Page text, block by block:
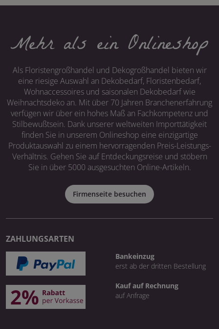
Mehr als ein Onlineshop
Als Floristengroßhandel und Dekogroßhandel bieten wir
eine riesige Auswahl an Dekobedarf, Floristenbedarf,
Wohnaccessoires und saisonalen Dekobedarf wie
Weihnachtsdeko an. Mit über 70 Jahren Branchenerfahrung
verfügen wir über ein hohes Maß an Fachkompetenz und
Stilbewußtsein. Dank unserer weltweiten Importtätigkeit
finden Sie in unserem Onlineshop eine einzigartige
Produktauswahl zu einem hervorragenden Preis-Leistungs-
Verhältnis. Gehen Sie auf Entdeckungsreise und stöbern
Sie in über 5000 ausgesuchten Online-Artikeln.
Firmenseite besuchen
ZAHLUNGSARTEN
Bankeinzug
erst ab der dritten Bestellung
Kauf auf Rechnung
auf Anfrage